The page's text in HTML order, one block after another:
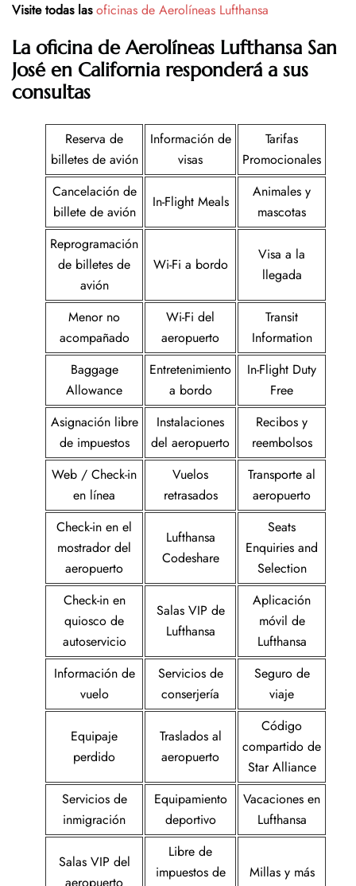
Visite todas las oficinas de Aerolíneas Lufthansa
La oficina de Aerolíneas Lufthansa San
José en California responderá a sus
consultas
Reserva de
billetes de avión
Información de
visas
Tarifas
Promocionales
Cancelación de
billete de avión
In-Flight Meals
Animales y
mascotas
Reprogramación
de billetes de
avión
Wi-Fi a bordo
Visa a la
llegada
Menor no
acompañado
Wi-Fi del
aeropuerto
Transit
Information
Baggage
Allowance
Entretenimiento
a bordo
In-Flight Duty
Free
Asignación libre
de impuestos
Instalaciones
del aeropuerto
Recibos y
reembolsos
Web / Check-in
en línea
Vuelos
retrasados
Transporte al
aeropuerto
Check-in en el
mostrador del
aeropuerto
Lufthansa
Codeshare
Seats
Enquiries and
Selection
Check-in en
quiosco de
autoservicio
Salas VIP de
Lufthansa
Aplicación
móvil de
Lufthansa
Información de
vuelo
Servicios de
conserjería
Seguro de
viaje
Equipaje
perdido
Traslados al
aeropuerto
Código
compartido de
Star Alliance
Servicios de
inmigración
Equipamiento
deportivo
Vacaciones en
Lufthansa
Salas VIP del
Libre de
impuestos de
Millas y más